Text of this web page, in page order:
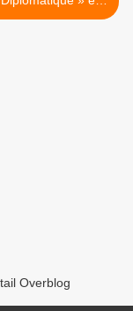
Esperanto >
Overblog